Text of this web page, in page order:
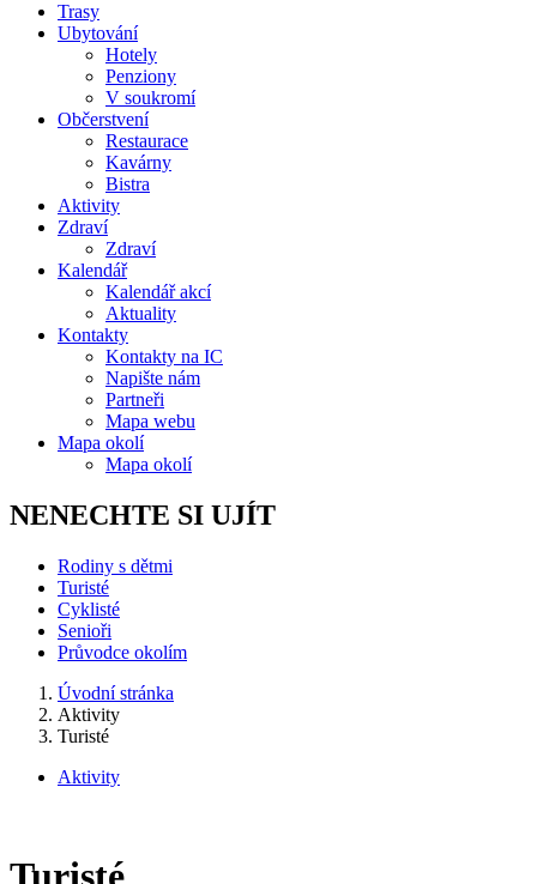
Trasy
Ubytování
Hotely
Penziony
V soukromí
Občerstvení
Restaurace
Kavárny
Bistra
Aktivity
Zdraví
Zdraví
Kalendář
Kalendář akcí
Aktuality
Kontakty
Kontakty na IC
Napište nám
Partneři
Mapa webu
Mapa okolí
Mapa okolí
NENECHTE SI UJÍT
Rodiny s dětmi
Turisté
Cyklisté
Senioři
Průvodce okolím
Úvodní stránka
Aktivity
Turisté
Aktivity